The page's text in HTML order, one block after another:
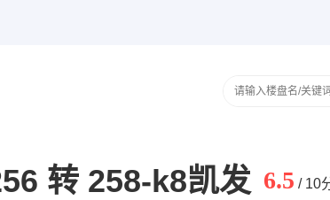
转 258-k8凯发 6.5 / 10